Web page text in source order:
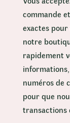
commande
exactes
notre
rapidement
numéros de
pour que
transactions